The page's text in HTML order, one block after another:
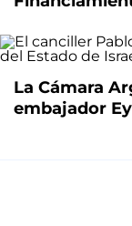
La Cámara
embajador